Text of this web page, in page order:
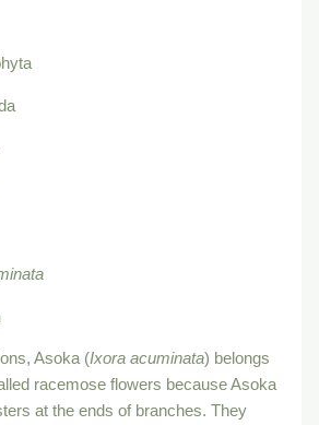
Asoka (Ixora acuminata) belongs
racemose flowers because Asoka
at the ends of branches. They